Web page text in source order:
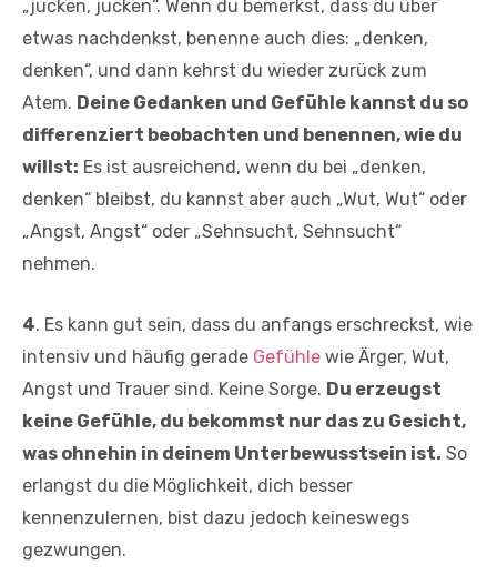
„jucken, jucken“. Wenn du bemerkst, dass du über
etwas nachdenkst, benenne auch dies: „denken,
denken“, und dann kehrst du wieder zurück zum
Atem. Deine Gedanken und Gefühle kannst du so
differenziert beobachten und benennen, wie du
willst: Es ist ausreichend, wenn du bei „denken,
denken“ bleibst, du kannst aber auch „Wut, Wut“ oder
„Angst, Angst“ oder „Sehnsucht, Sehnsucht“
nehmen.
4. Es kann gut sein, dass du anfangs erschreckst, wie
intensiv und häufig gerade Gefühle wie Ärger, Wut,
Angst und Trauer sind. Keine Sorge. Du erzeugst
keine Gefühle, du bekommst nur das zu Gesicht,
was ohnehin in deinem Unterbewusstsein ist. So
erlangst du die Möglichkeit, dich besser
kennenzulernen, bist dazu jedoch keineswegs
gezwungen.